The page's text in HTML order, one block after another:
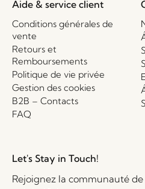
Aide & service client
Conditions générales de
vente
Retours et
Remboursements
Politique de vie privée
Gestion des cookies
B2B – Contacts
FAQ
Let's Stay in Touch!
Rejoignez la communauté